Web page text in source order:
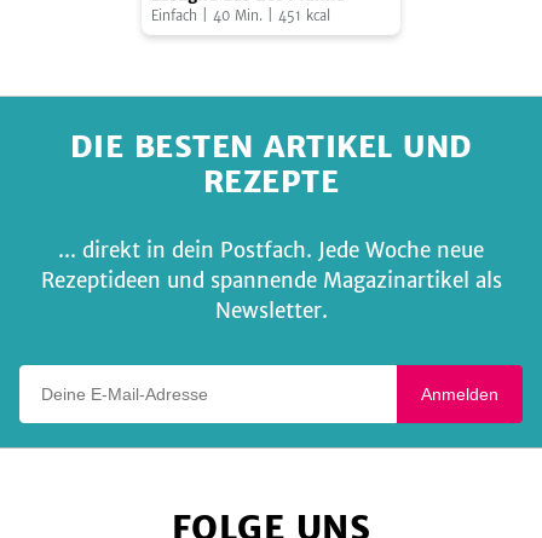
aus
der
Einfach 40 Min. 451 kcal
DIE BESTEN ARTIKEL UND
REZEPTE
... direkt in dein Postfach. Jede Woche neue
Rezeptideen und spannende Magazinartikel als
Newsletter.
Anmelden
FOLGE UNS